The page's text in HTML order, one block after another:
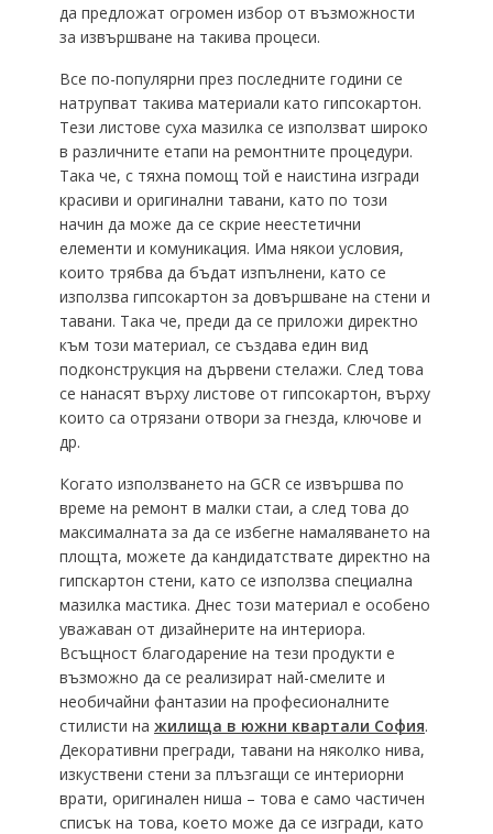
да предложат огромен избор от възможности
за извършване на такива процеси.
Все по-популярни през последните години се
натрупват такива материали като гипсокартон.
Тези листове суха мазилка се използват широко
в различните етапи на ремонтните процедури.
Така че, с тяхна помощ той е наистина изгради
красиви и оригинални тавани, като по този
начин да може да се скрие неестетични
елементи и комуникация. Има някои условия,
които трябва да бъдат изпълнени, като се
използва гипсокартон за довършване на стени и
тавани. Така че, преди да се приложи директно
към този материал, се създава един вид
подконструкция на дървени стелажи. След това
се нанасят върху листове от гипсокартон, върху
които са отрязани отвори за гнезда, ключове и
др.
Когато използването на GCR се извършва по
време на ремонт в малки стаи, а след това до
максималната за да се избегне намаляването на
площта, можете да кандидатствате директно на
гипскартон стени, като се използва специална
мазилка мастика. Днес този материал е особено
уважаван от дизайнерите на интериора.
Всъщност благодарение на тези продукти е
възможно да се реализират най-смелите и
необичайни фантазии на професионалните
стилисти на жилища в южни квартали София.
Декоративни прегради, тавани на няколко нива,
изкуствени стени за плъзгащи се интериорни
врати, оригинален ниша – това е само частичен
списък на това, което може да се изгради, като